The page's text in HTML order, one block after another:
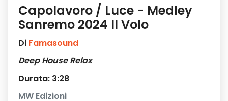
Capolavoro / Luce - Medley
Sanremo 2024 Il Volo
Di Famasound
Deep House Relax
Durata: 3:28
MW Edizioni